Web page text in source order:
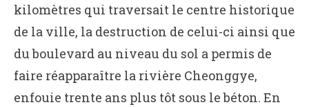
kilomètres qui traversait le centre historique
de la ville, la destruction de celui-ci ainsi que
du boulevard au niveau du sol a permis de
faire réapparaître la rivière Cheonggye,
enfouie trente ans plus tôt sous le béton. En